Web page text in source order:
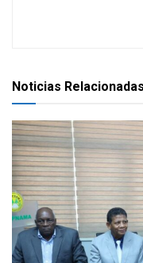
Noticias Relacionadas